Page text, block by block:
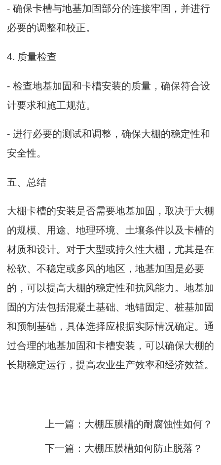
- 确保卡槽与地基加固部分的连接牢固，并进行
必要的调整和校正。
4. 质量检查
- 检查地基加固和卡槽安装的质量，确保符合设
计要求和施工规范。
- 进行必要的测试和调整，确保大棚的稳定性和
安全性。
五、总结
大棚卡槽的安装是否需要地基加固，取决于大棚
的规模、用途、地理环境、土壤条件以及卡槽的
材质和设计。对于大型或持久性大棚，尤其是在
松软、不稳定或多风的地区，地基加固是必要
的，可以提高大棚的稳定性和抗风能力。地基加
固的方法包括混凝土基础、地锚固定、桩基加固
和预制基础，具体选择应根据实际情况确定。通
过合理的地基加固和卡槽安装，可以确保大棚的
长期稳定运行，提高农业生产效率和经济效益。
上一篇：大棚压膜槽的耐腐蚀性如何？
下一篇：大棚压膜槽如何防止脱落？